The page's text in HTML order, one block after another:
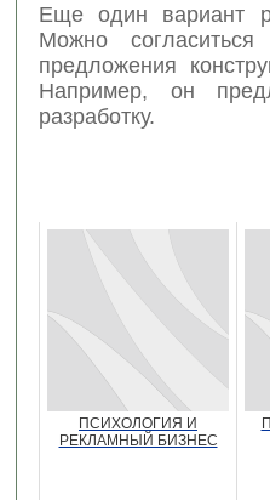
Еще один вариант
Можно
предложения
Например, он
разработку.
ПСИХОЛОГИЯ И
РЕКЛАМНЫЙ БИЗНЕС